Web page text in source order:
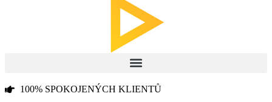
100% SPOKOJENÝCH KLIENTŮ